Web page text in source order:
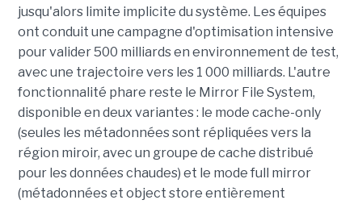
jusqu'alors limite implicite du système. Les équipes
ont conduit une campagne d'optimisation intensive
pour valider 500 milliards en environnement de test,
avec une trajectoire vers les 1 000 milliards. L'autre
fonctionnalité phare reste le Mirror File System,
disponible en deux variantes : le mode cache-only
(seules les métadonnées sont répliquées vers la
région miroir, avec un groupe de cache distribué
pour les données chaudes) et le mode full mirror
(métadonnées et object store entièrement